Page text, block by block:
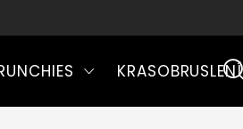
KRASOBRUSLENÍ